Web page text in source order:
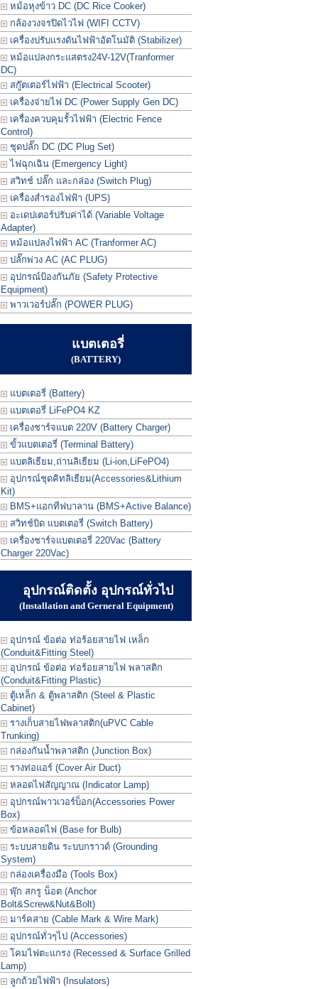
หม้อหุงข้าว DC (DC Rice Cooker)
กล้องวงจรปิดไวไฟ (WIFI CCTV)
เครื่องปรับแรงดันไฟฟ้าอัตโนมัติ (Stabilizer)
หม้อแปลงกระแสตรง24V-12V(Tranformer
DC)
สกู๊ตเตอร์ไฟฟ้า (Electrical Scooter)
เครื่องจ่ายไฟ DC (Power Supply Gen DC)
เครื่องควบคุมรั้วไฟฟ้า (Electric Fence
Control)
ชุดปลั๊ก DC (DC Plug Set)
ไฟฉุกเฉิน (Emergency Light)
สวิทช์ ปลั๊ก และกล่อง (Switch Plug)
เครื่องสำรองไฟฟ้า (UPS)
อะเดปเตอร์ปรับค่าได้ (Variable Voltage
Adapter)
หม้อแปลงไฟฟ้า AC (Tranformer AC)
ปลั๊กพ่วง AC (AC PLUG)
อุปกรณ์ป้องกันภัย (Safety Protective
Equipment)
พาวเวอร์ปลั๊ก (POWER PLUG)
แบตเตอรี่
(BATTERY)
แบตเตอรี่ (Battery)
แบตเตอรี่ LiFePO4 KZ
เครื่องชาร์จแบต 220V (Battery Charger)
ขั้วแบตเตอรี่ (Terminal Battery)
แบตลิเธียม,ถ่านลิเธียม (Li-ion,LiFePO4)
อุปกรณ์ชุดคิทลิเธียม(Accessories&Lithium
Kit)
BMS+แอกทีฟบาลาน (BMS+Active Balance)
สวิทช์บิด แบตเตอรี่ (Switch Battery)
เครื่องชาร์จแบตเตอรี่ 220Vac (Battery
Charger 220Vac)
อุปกรณ์ติดตั้ง อุปกรณ์ทั่วไป
(Installation and Gerneral Equipment)
อุปกรณ์ ข้อต่อ ท่อร้อยสายไฟ เหล็ก
(Conduit&Fitting Steel)
อุปกรณ์ ข้อต่อ ท่อร้อยสายไฟ พลาสติก
(Conduit&Fitting Plastic)
ตู้เหล็ก & ตู้พลาสติก (Steel & Plastic
Cabinet)
รางเก็บสายไฟพลาสติก(uPVC Cable
Trunking)
กล่องกันน้ำพลาสติก (Junction Box)
รางท่อแอร์ (Cover Air Duct)
หลอดไฟสัญญาณ (Indicator Lamp)
อุปกรณ์พาวเวอร์บ็อก(Accessories Power
Box)
ข้อหลอดไฟ (Base for Bulb)
ระบบสายดิน ระบบกราวด์ (Grounding
System)
กล่องเครื่องมือ (Tools Box)
พุ๊ก สกรู น็อต (Anchor
Bolt&Screw&Nut&Bolt)
มาร์คสาย (Cable Mark & Wire Mark)
อุปกรณ์ทั่วๆไป (Accessories)
โคมไฟตะแกรง (Recessed & Surface Grilled
Lamp)
ลูกถ้วยไฟฟ้า (Insulators)